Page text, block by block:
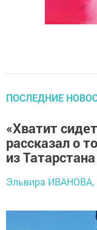
ПОСЛЕДНИЕ
«Хватит
рассказал о
из Татарстана
Эльвира ИВАНОВА,